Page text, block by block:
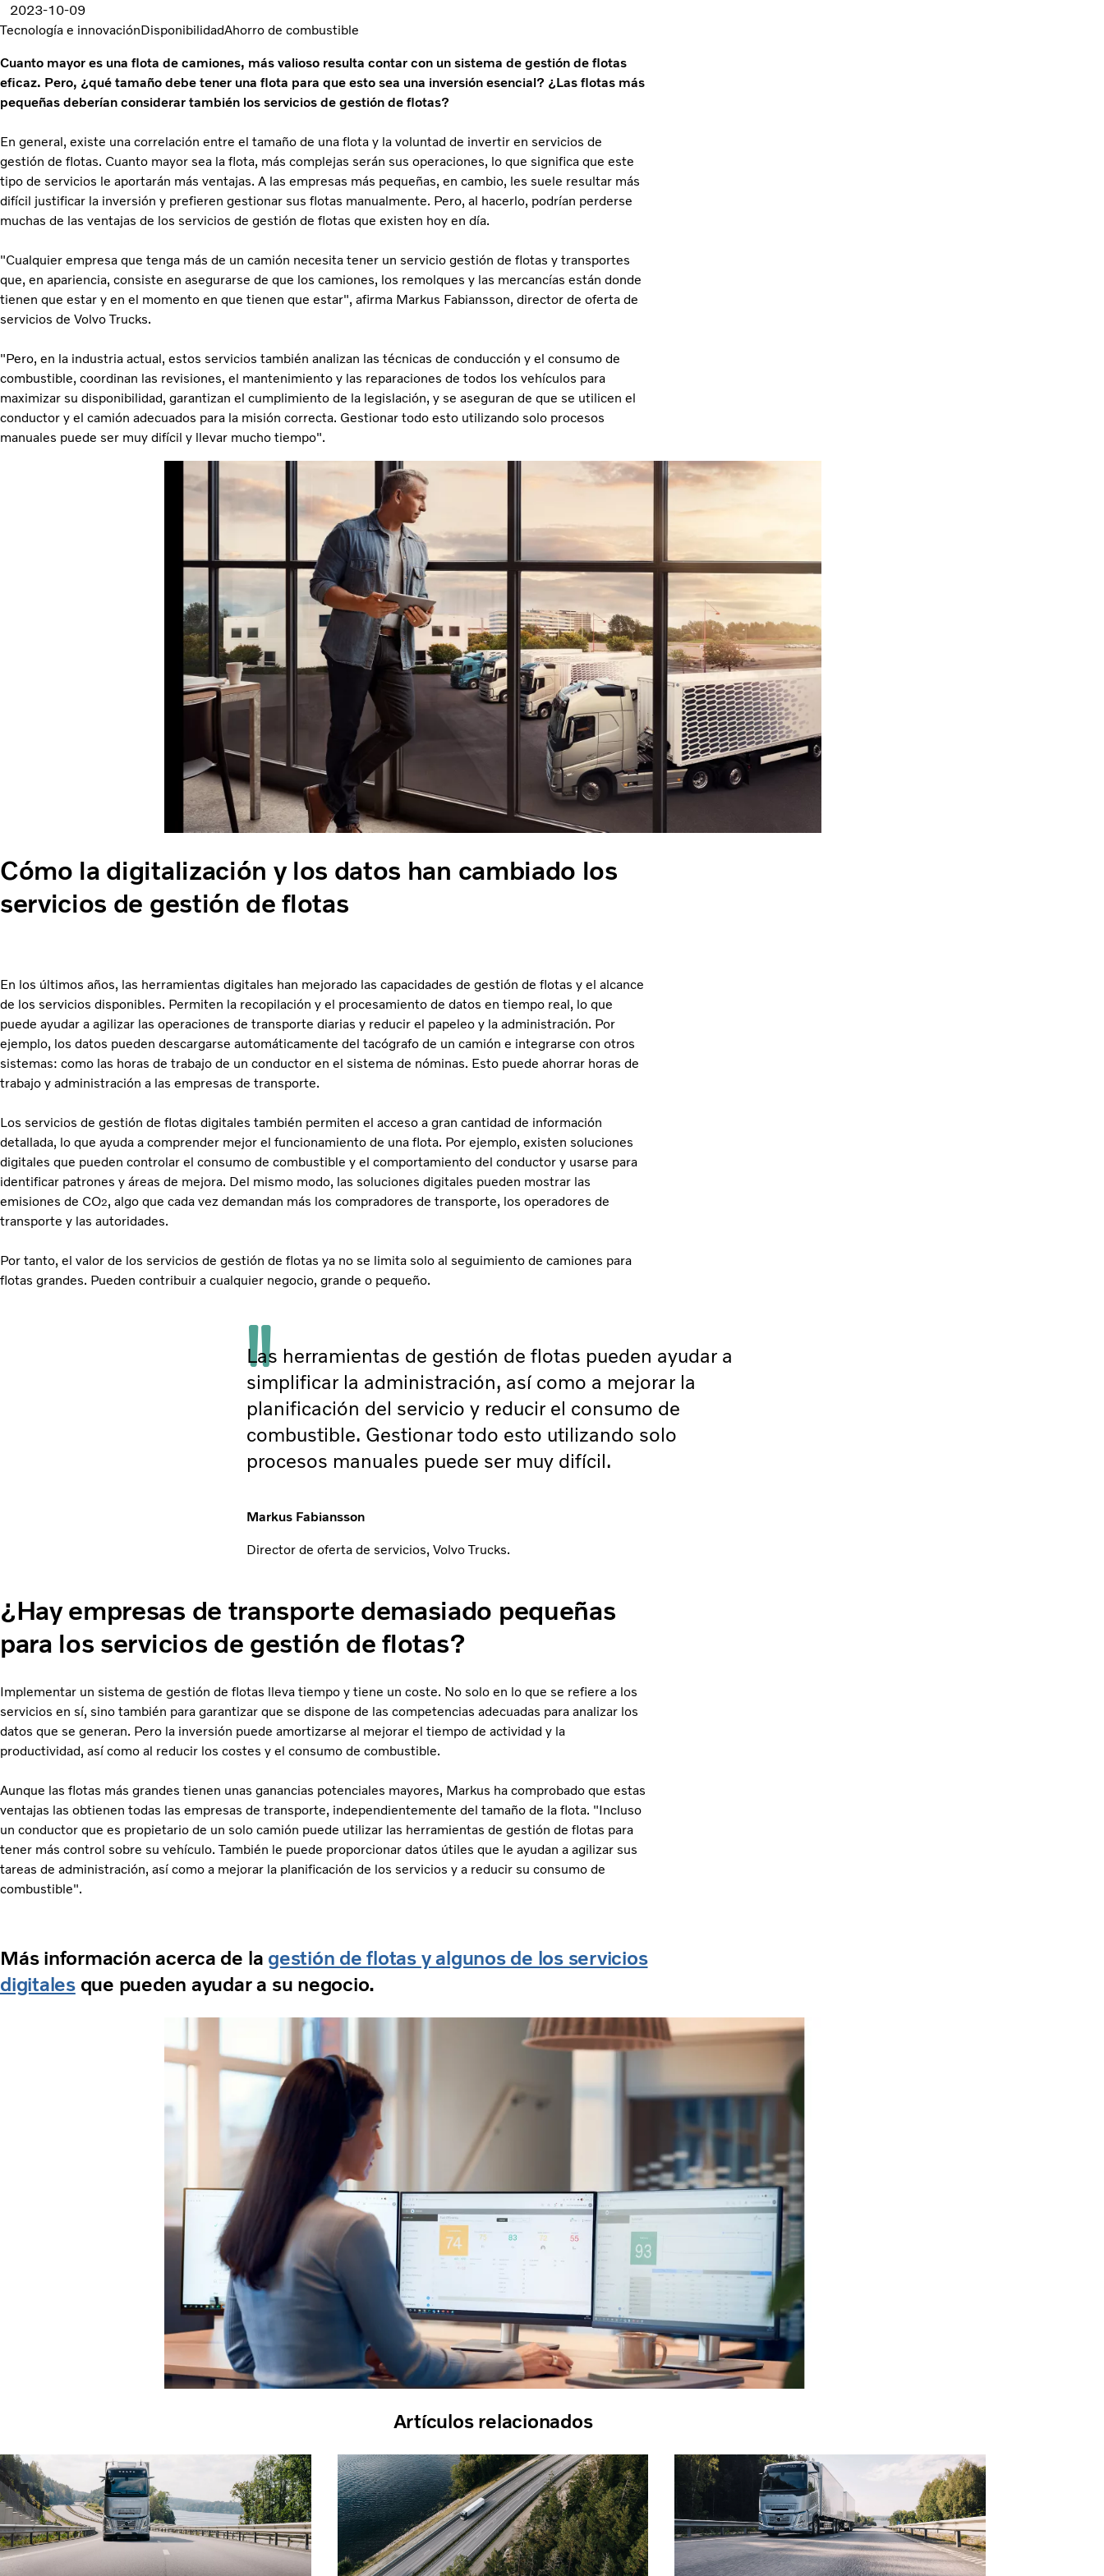
2023-10-09
Tecnología e innovaciónDisponibilidadAhorro de combustible
Cuanto mayor es una flota de camiones, más valioso resulta contar con un sistema de gestión de flotas
eficaz. Pero, ¿qué tamaño debe tener una flota para que esto sea una inversión esencial? ¿Las flotas más
pequeñas deberían considerar también los servicios de gestión de flotas?
En general, existe una correlación entre el tamaño de una flota y la voluntad de invertir en servicios de
gestión de flotas. Cuanto mayor sea la flota, más complejas serán sus operaciones, lo que significa que este
tipo de servicios le aportarán más ventajas. A las empresas más pequeñas, en cambio, les suele resultar más
difícil justificar la inversión y prefieren gestionar sus flotas manualmente. Pero, al hacerlo, podrían perderse
muchas de las ventajas de los servicios de gestión de flotas que existen hoy en día.
"Cualquier empresa que tenga más de un camión necesita tener un servicio gestión de flotas y transportes
que, en apariencia, consiste en asegurarse de que los camiones, los remolques y las mercancías están donde
tienen que estar y en el momento en que tienen que estar", afirma Markus Fabiansson, director de oferta de
servicios de Volvo Trucks.
"Pero, en la industria actual, estos servicios también analizan las técnicas de conducción y el consumo de
combustible, coordinan las revisiones, el mantenimiento y las reparaciones de todos los vehículos para
maximizar su disponibilidad, garantizan el cumplimiento de la legislación, y se aseguran de que se utilicen el
conductor y el camión adecuados para la misión correcta. Gestionar todo esto utilizando solo procesos
manuales puede ser muy difícil y llevar mucho tiempo".
Cómo la digitalización y los datos han cambiado los
servicios de gestión de flotas
En los últimos años, las herramientas digitales han mejorado las capacidades de gestión de flotas y el alcance
de los servicios disponibles. Permiten la recopilación y el procesamiento de datos en tiempo real, lo que
puede ayudar a agilizar las operaciones de transporte diarias y reducir el papeleo y la administración. Por
ejemplo, los datos pueden descargarse automáticamente del tacógrafo de un camión e integrarse con otros
sistemas: como las horas de trabajo de un conductor en el sistema de nóminas. Esto puede ahorrar horas de
trabajo y administración a las empresas de transporte.
Los servicios de gestión de flotas digitales también permiten el acceso a gran cantidad de información
detallada, lo que ayuda a comprender mejor el funcionamiento de una flota. Por ejemplo, existen soluciones
digitales que pueden controlar el consumo de combustible y el comportamiento del conductor y usarse para
identificar patrones y áreas de mejora. Del mismo modo, las soluciones digitales pueden mostrar las
emisiones de CO2, algo que cada vez demandan más los compradores de transporte, los operadores de
transporte y las autoridades.
Por tanto, el valor de los servicios de gestión de flotas ya no se limita solo al seguimiento de camiones para
flotas grandes. Pueden contribuir a cualquier negocio, grande o pequeño.
Las herramientas de gestión de flotas pueden ayudar a
simplificar la administración, así como a mejorar la
planificación del servicio y reducir el consumo de
combustible. Gestionar todo esto utilizando solo
procesos manuales puede ser muy difícil.
Markus Fabiansson
Director de oferta de servicios, Volvo Trucks.
¿Hay empresas de transporte demasiado pequeñas
para los servicios de gestión de flotas?
Implementar un sistema de gestión de flotas lleva tiempo y tiene un coste. No solo en lo que se refiere a los
servicios en sí, sino también para garantizar que se dispone de las competencias adecuadas para analizar los
datos que se generan. Pero la inversión puede amortizarse al mejorar el tiempo de actividad y la
productividad, así como al reducir los costes y el consumo de combustible.
Aunque las flotas más grandes tienen unas ganancias potenciales mayores, Markus ha comprobado que estas
ventajas las obtienen todas las empresas de transporte, independientemente del tamaño de la flota. "Incluso
un conductor que es propietario de un solo camión puede utilizar las herramientas de gestión de flotas para
tener más control sobre su vehículo. También le puede proporcionar datos útiles que le ayudan a agilizar sus
tareas de administración, así como a mejorar la planificación de los servicios y a reducir su consumo de
combustible".
Más información acerca de la gestión de flotas y algunos de los servicios
digitalesque pueden ayudar a su negocio.
Artículos relacionados